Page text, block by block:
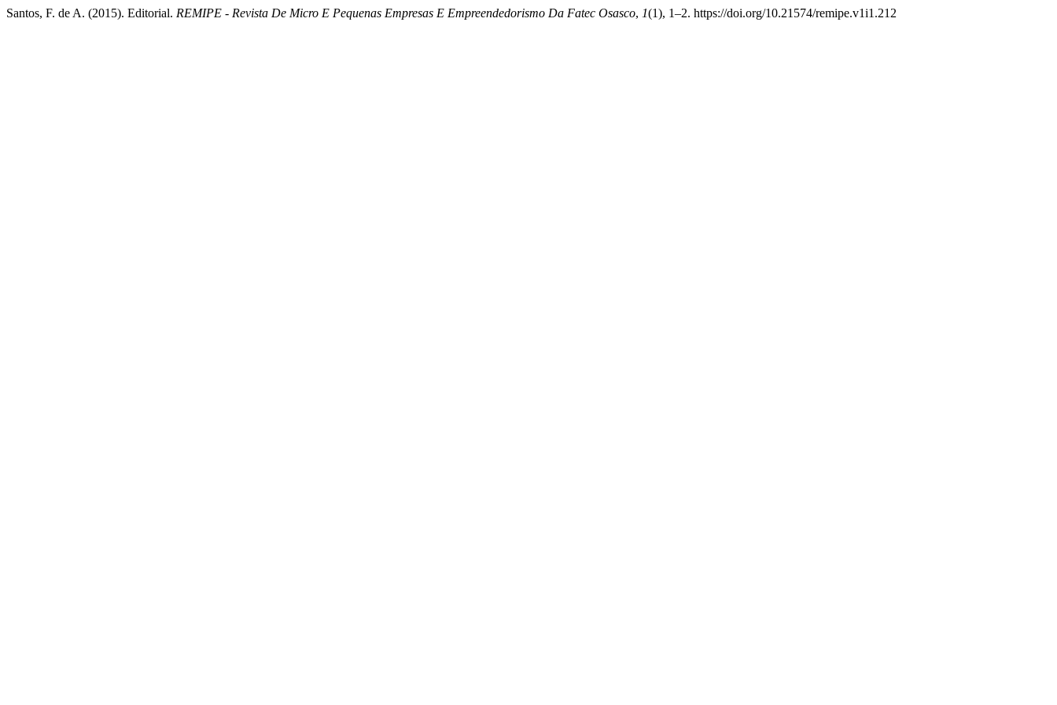
Santos, F. de A. (2015). Editorial. REMIPE - Revista De Micro E Pequenas Empresas E Empreendedorismo Da Fatec Osasco, 1(1), 1–2. https://doi.org/10.21574/remipe.v1i1.212